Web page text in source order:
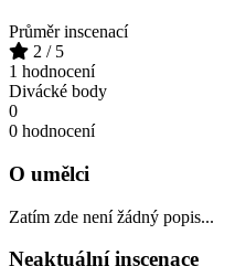
Průměr inscenací
2 / 5
1 hodnocení
Divácké body
0
0 hodnocení
O umělci
Zatím zde není žádný popis...
Neaktuální inscenace